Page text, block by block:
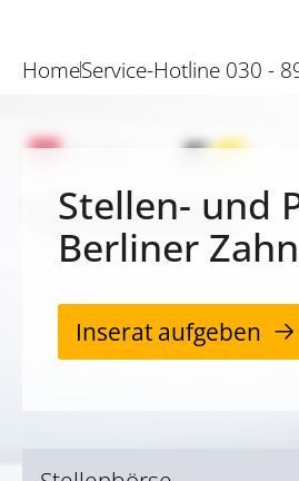
HomeService-Hotline 030 -
Stellen- und
Berliner
Inserat aufgeben